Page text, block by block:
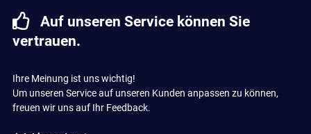
Auf unseren Service können Sie
vertrauen.
Ihre Meinung ist uns wichtig!
Um unseren Service auf unseren Kunden anpassen zu können,
freuen wir uns auf Ihr Feedback.